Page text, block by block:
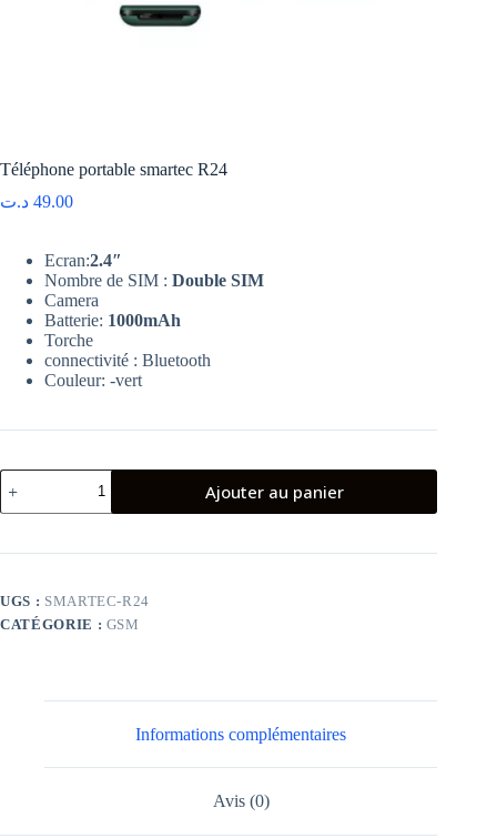
Téléphone portable smartec R24
49.00 د.ت
Ecran:2.4″
Nombre de SIM : Double SIM
Camera
Batterie: 1000mAh
Torche
connectivité : Bluetooth
Couleur: -vert
quantité
de
Téléphone
smartec
Ajouter au panier
UGS : SMARTEC-R24
CATÉGORIE : GSM
Informations complémentaires
Avis (0)